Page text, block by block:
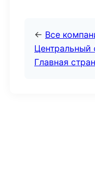
← Все
Центральный
Главная